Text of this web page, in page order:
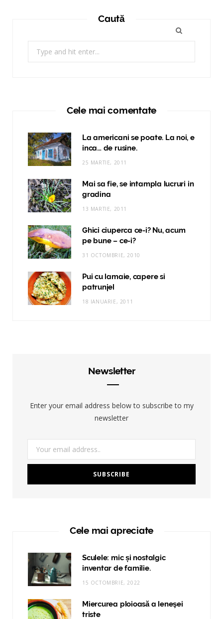
Caută
for:
Cele mai comentate
La americani se poate. La noi, e
inca… de rusine.
25 MARTIE, 2011
Mai sa fie, se intampla lucruri in
gradina
13 MARTIE, 2011
Ghici ciuperca ce-i? Nu, acum
pe bune – ce-i?
31 OCTOMBRIE, 2010
Pui cu lamaie, capere si
patrunjel
18 IANUARIE, 2011
Newsletter
Enter your email address below to subscribe to my
newsletter
Cele mai apreciate
Sculele: mic și nostalgic
inventar de familie.
15 OCTOMBRIE, 2022
Miercurea ploioasă a leneşei
triste